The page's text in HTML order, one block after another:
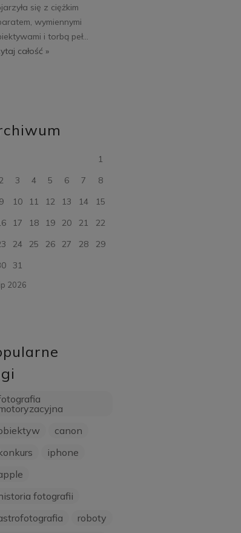
się z ciężkim
wymiennymi
i torbą peł...
całość »
1
2
3 4 5 6 7
8
9
10 11 12 13 14
15
17 18 19 20 21
22
24 25 26 27 28
29
31
2026
canon
iphone
fotografii
roboty